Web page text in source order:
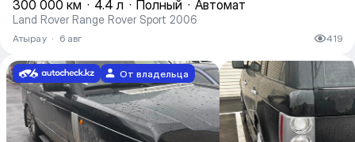
300 000 км · 4.4 л · Полный · Автомат
Land Rover Range Rover Sport 2006
Атырау · 6 авг 419
От владельца